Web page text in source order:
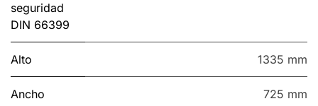
seguridad
DIN 66399
Alto 1335 mm
Ancho 725 mm